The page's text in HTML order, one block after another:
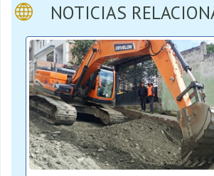
NOTICIAS